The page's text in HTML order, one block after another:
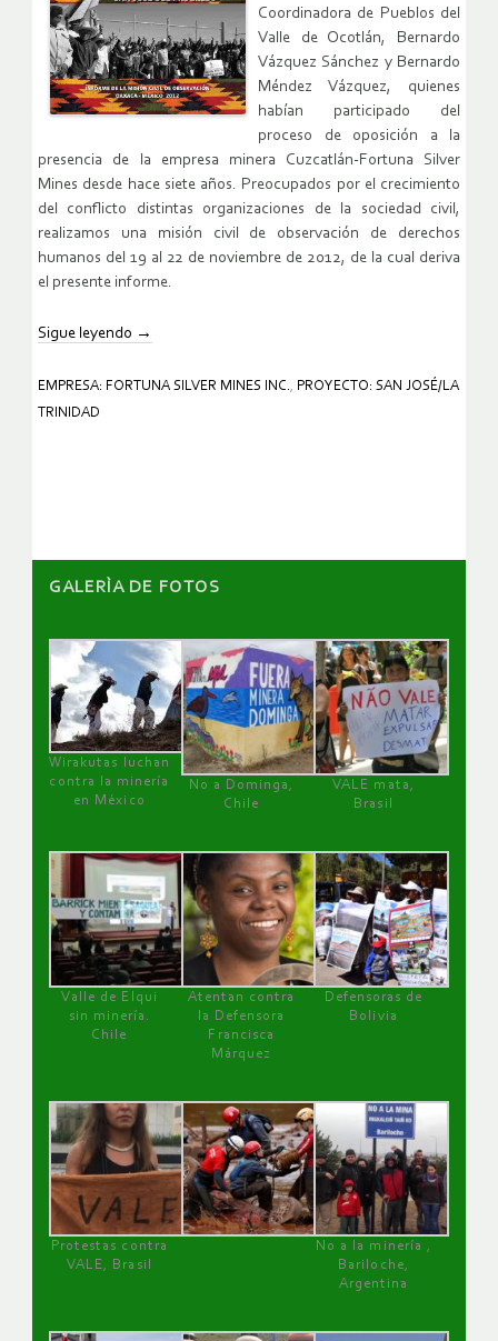
Coordinadora de Pueblos del
Valle de Ocotlán, Bernardo
Vázquez Sánchez y Bernardo
Méndez Vázquez, quienes
habían participado del
proceso de oposición a la
presencia de la empresa minera Cuzcatlán-Fortuna Silver
Mines desde hace siete años. Preocupados por el crecimiento
del conflicto distintas organizaciones de la sociedad civil,
realizamos una misión civil de observación de derechos
humanos del 19 al 22 de noviembre de 2012, de la cual deriva
el presente informe.
Sigue leyendo →
EMPRESA: FORTUNA SILVER MINES INC., PROYECTO: SAN JOSÉ/LA
TRINIDAD
GALERÌA DE FOTOS
Wirakutas luchan
contra la minería
en México
No a Dominga,
Chile
VALE mata,
Brasil
Valle de Elqui
sin minería.
Chile
Atentan contra
la Defensora
Francisca
Márquez
Defensoras de
Bolivia
Protestas contra
VALE, Brasil
No a la minería ,
Bariloche,
Argentina